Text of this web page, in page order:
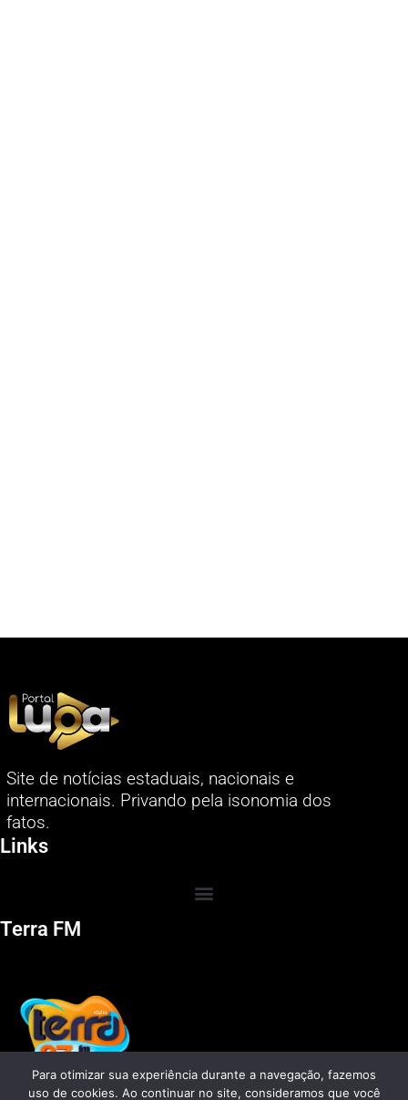
Site de notícias estaduais, nacionais e
internacionais. Privando pela isonomia dos
fatos.
Links
Terra FM
Para otimizar sua experiência durante a navegação, fazemos
uso de cookies. Ao continuar no site, consideramos que você